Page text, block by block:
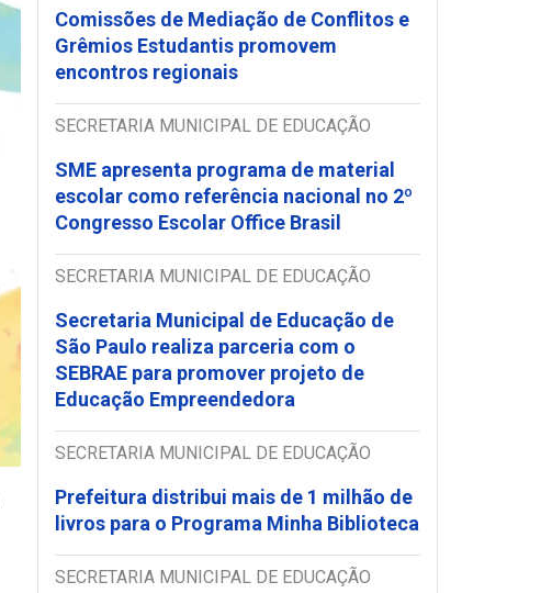
Comissões de Mediação de Conflitos e
Grêmios Estudantis promovem
encontros regionais
SECRETARIA MUNICIPAL DE EDUCAÇÃO
SME apresenta programa de material
escolar como referência nacional no 2º
Congresso Escolar Office Brasil
SECRETARIA MUNICIPAL DE EDUCAÇÃO
Secretaria Municipal de Educação de
São Paulo realiza parceria com o
SEBRAE para promover projeto de
Educação Empreendedora
SECRETARIA MUNICIPAL DE EDUCAÇÃO
Prefeitura distribui mais de 1 milhão de
livros para o Programa Minha Biblioteca
SECRETARIA MUNICIPAL DE EDUCAÇÃO